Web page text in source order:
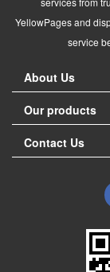
YellowPages and
service
About Us
Our products
Contact Us